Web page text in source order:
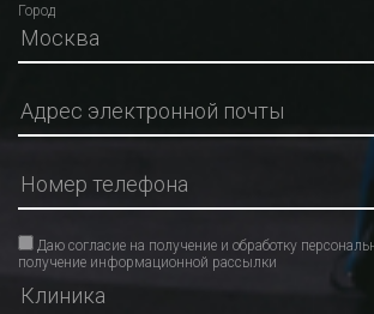
Город
Даю согласие на получение и обработку
получение информационной рассылки